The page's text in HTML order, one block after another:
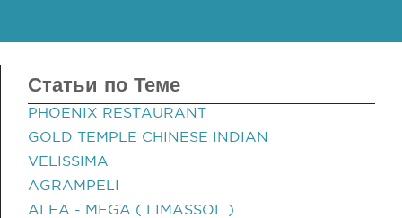
Статьи по Теме
PHOENIX RESTAURANT
GOLD TEMPLE CHINESE INDIAN
VELISSIMA
AGRAMPELI
ALFA - MEGA ( LIMASSOL )